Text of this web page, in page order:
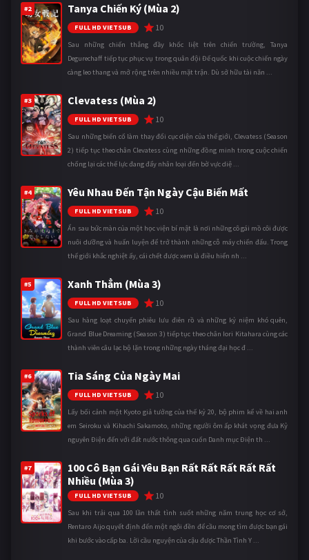
#2 Tanya Chiến Ký (Mùa 2)
FULL HD VIETSUB 10
Sau những chiến thắng đầy khốc liệt trên chiến trường, Tanya
Degurechaff tiếp tục phục vụ trong quân đội Đế quốc khi cuộc chiến ngày
càng leo thang và mở rộng trên nhiều mặt trận. Dù sở hữu tài năn ...
#3 Clevatess (Mùa 2)
FULL HD VIETSUB 10
Sau những biến cố làm thay đổi cục diện của thế giới, Clevatess (Season
2) tiếp tục theo chân Clevatess cùng những đồng minh trong cuộc chiến
chống lại các thế lực đang đẩy nhân loại đến bờ vực diệ ...
#4 Yêu Nhau Đến Tận Ngày Cậu Biến Mất
FULL HD VIETSUB 10
Ẩn sau bức màn của một học viện bí mật là nơi những cô gái mồ côi được
nuôi dưỡng và huấn luyện để trở thành những cỗ máy chiến đấu. Trong
thế giới khắc nghiệt ấy, cái chết được xem là điều hiển nh ...
#5 Xanh Thẳm (Mùa 3)
FULL HD VIETSUB 10
Sau hàng loạt chuyến phiêu lưu điên rồ và những kỷ niệm khó quên,
Grand Blue Dreaming (Season 3) tiếp tục theo chân Iori Kitahara cùng các
thành viên câu lạc bộ lặn trong những ngày tháng đại học đ ...
#6 Tia Sáng Của Ngày Mai
FULL HD VIETSUB 10
Lấy bối cảnh một Kyoto giả tưởng của thế kỷ 20, bộ phim kể về hai anh
em Seiroku và Kihachi Sakamoto, những người ôm ấp khát vọng đưa Kỷ
nguyên Điện đến với đất nước thông qua cuốn Danh mục Điện th ...
#7
100 Cô Bạn Gái Yêu Bạn Rất Rất Rất Rất Rất
Nhiều (Mùa 3)
FULL HD VIETSUB 10
Sau khi trải qua 100 lần thất tình suốt những năm trung học cơ sở,
Rentaro Aijo quyết định đến một ngôi đền để cầu mong tìm được bạn gái
khi bước vào cấp ba. Lời cầu nguyện của cậu được Thần Tình Y ...